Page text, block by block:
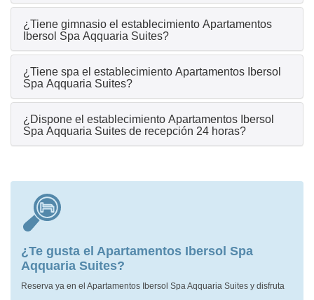
¿Tiene gimnasio el establecimiento Apartamentos
Ibersol Spa Aqquaria Suites?
¿Tiene spa el establecimiento Apartamentos Ibersol
Spa Aqquaria Suites?
¿Dispone el establecimiento Apartamentos Ibersol
Spa Aqquaria Suites de recepción 24 horas?
¿Te gusta el Apartamentos Ibersol Spa
Aqquaria Suites?
Reserva ya en el Apartamentos Ibersol Spa Aqquaria Suites y disfruta